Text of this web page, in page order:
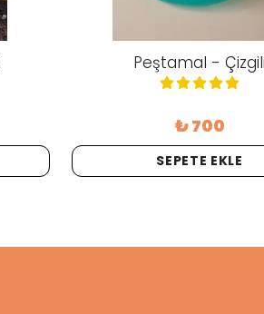
Peştamal -
₺ 700
SEPETE EKLE